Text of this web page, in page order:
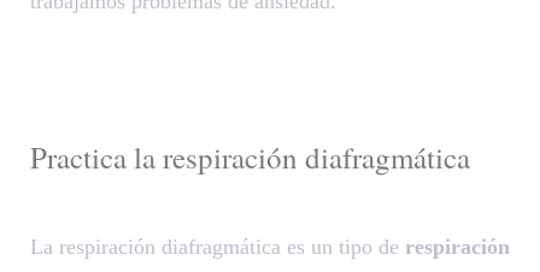
Practica la respiración diafragmática
La respiración diafragmática es un tipo de respiración